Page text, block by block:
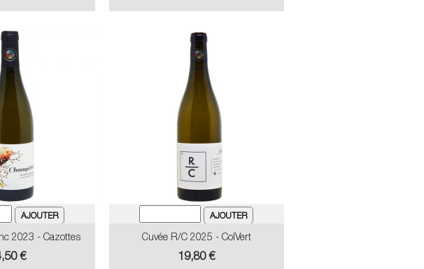
2023 - Cazottes
€
Cuvée R/C 2025 - ColVert
Prix
19,80 €